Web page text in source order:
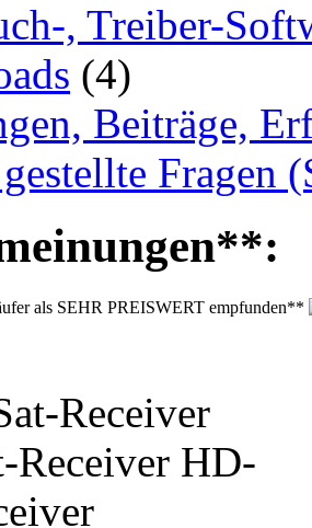
, Treiber-
(4)
Beiträge,
Fragen